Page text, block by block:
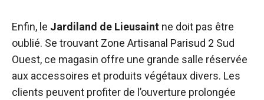
Enfin, le Jardiland de Lieusaint ne doit pas être
oublié. Se trouvant Zone Artisanal Parisud 2 Sud
Ouest, ce magasin offre une grande salle réservée
aux accessoires et produits végétaux divers. Les
clients peuvent profiter de l’ouverture prolongée